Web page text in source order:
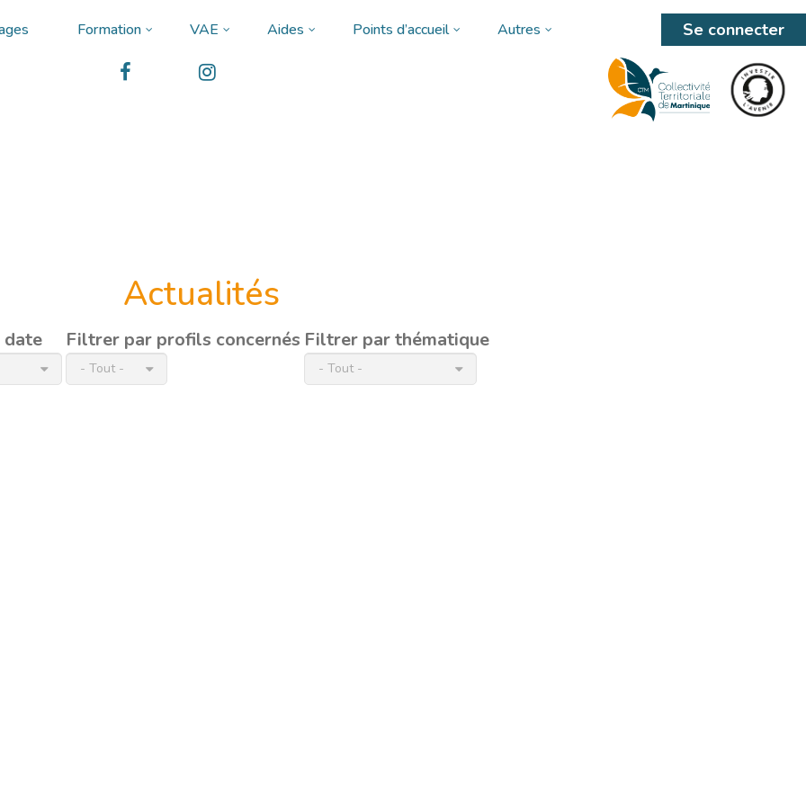
Formation VAE Aides Points d’accueil Autres Se connecter
Actualités
Filtrer par profils concernés Filtrer par thématique